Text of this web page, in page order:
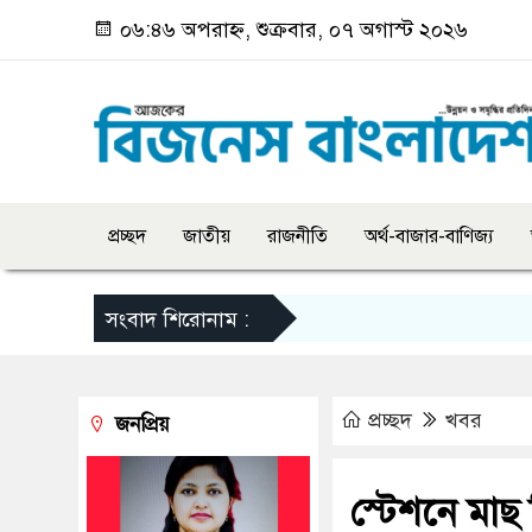
০৬:৪৬ অপরাহ্ন, শুক্রবার, ০৭ অগাস্ট ২০২৬
প্রচ্ছদ জাতীয় রাজনীতি অর্থ-বাজার-বাণিজ্য
সংবাদ শিরোনাম :
প্রচ্ছদ খবর
স্টেশনে
জনপ্রিয়